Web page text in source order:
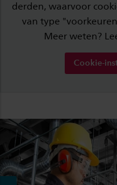
derden, waarvoor
van type
Meer weten?
Cookie-